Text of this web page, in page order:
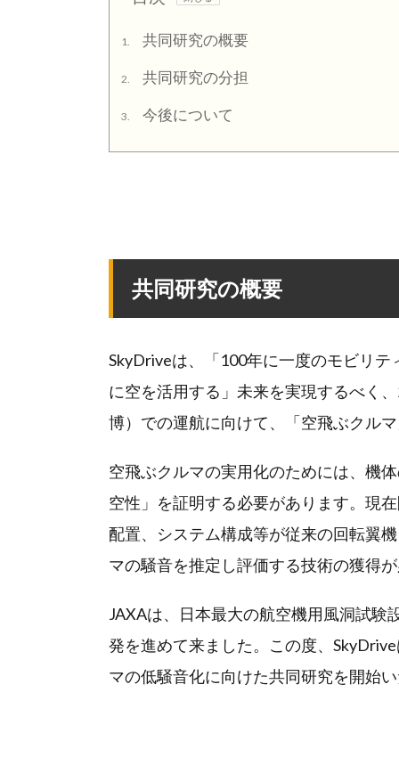
1. 共同研究の概要
2. 共同研究の分担
3. 今後について
共同研究の概要
SkyDriveは、「100年に一度のモビリ
に空を活用する」未来を実現するべく
博）での運航に向けて、「空飛ぶクル
空飛ぶクルマの実用化のためには、機
空性」を証明する必要があります。現
配置、システム構成等が従来の回転翼
マの騒音を推定し評価する技術の獲得
JAXAは、日本最大の航空機用風洞試験
発を進めて来ました。この度、
マの低騒音化に向けた共同研究を開始